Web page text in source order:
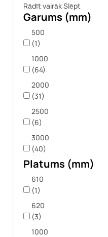
Rādīt vairākSlēpt
Garums (mm)
500
(1)
1000
(64)
2000
(31)
2500
(6)
3000
(40)
Platums (mm)
610
(1)
620
(3)
1000